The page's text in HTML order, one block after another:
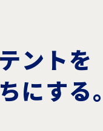
ントを
にする。